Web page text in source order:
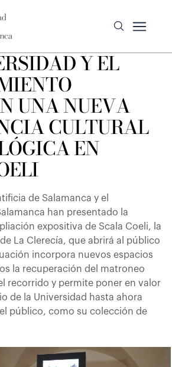
Y EL
UNA NUEVA
CULTURAL
EN
de Salamanca y el
han presentado la
expositiva de Scala Coeli, la
La Clerecía, que abrirá al público
incorpora nuevos espacios
la recuperación del matroneo
recorrido y permite poner en valor
de la Universidad hasta ahora
público, como su colección de